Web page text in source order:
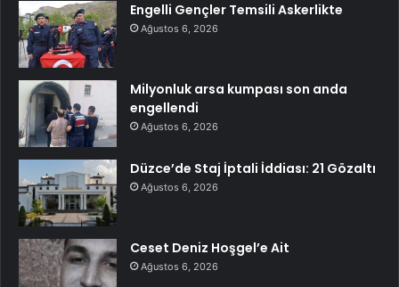
Engelli Gençler Temsili Askerlikte
Ağustos 6, 2026
Milyonluk arsa kumpası son anda
engellendi
Ağustos 6, 2026
Düzce’de Staj İptali İddiası: 21 Gözaltı
Ağustos 6, 2026
Ceset Deniz Hoşgel’e Ait
Ağustos 6, 2026